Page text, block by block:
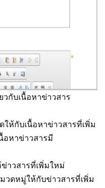
วกับเนื้อหาข่าวสาร
ห้กับเนื้อหาข่าวสารที่เพิ่ม
อหาข่าวสารมี
าวสารที่เพิ่มใหม่
มวดหมู่ให้กับข่าวสารที่เพิ่ม